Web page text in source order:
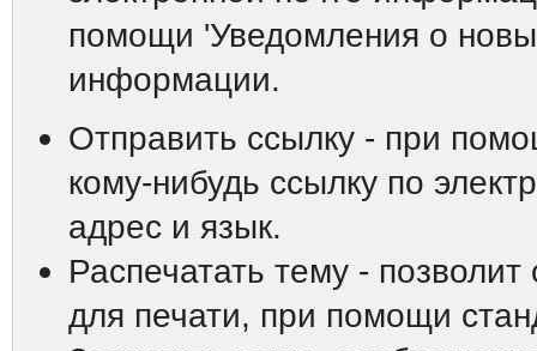
помощи 'Уведомления о
информации.
Отправить ссылку - при
кому-нибудь ссылку по
адрес и язык.
Распечатать тему -
для печати, при помощи